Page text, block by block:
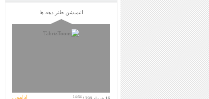
انیمیشن طنز دهه ها
14:34 ادامه...